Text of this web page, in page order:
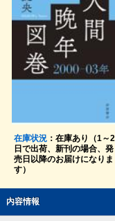
在庫状況：在庫あり（1～2
日で出荷、新刊の場合、発
売日以降のお届けになりま
す）
内容情報